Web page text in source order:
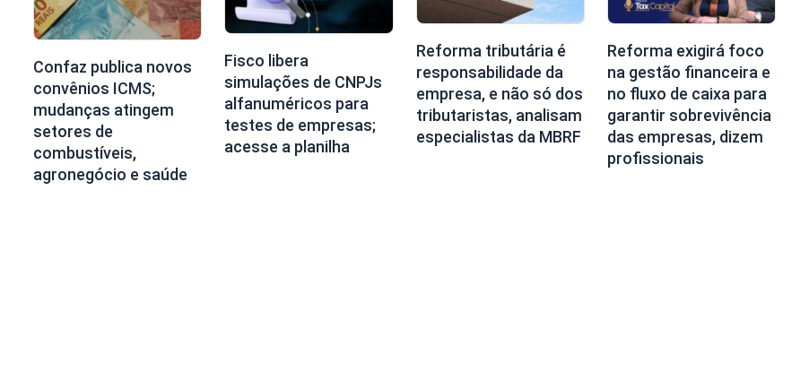
Confaz publica novos
convênios ICMS;
mudanças atingem
setores de
combustíveis,
agronegócio e saúde
Fisco libera
simulações de CNPJs
alfanuméricos para
testes de empresas;
acesse a planilha
Reforma tributária é
responsabilidade da
empresa, e não só dos
tributaristas, analisam
especialistas da MBRF
Reforma exigirá foco
na gestão financeira e
no fluxo de caixa para
garantir sobrevivência
das empresas, dizem
profissionais